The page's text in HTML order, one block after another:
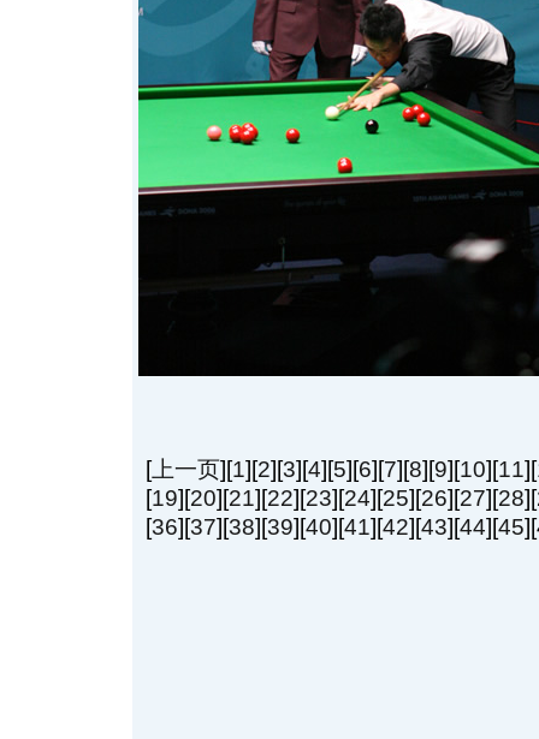
[上一页][1][2][3][4][5][6][7][8][9][10][11][
[19][20][21][22][23][24][25][26][27][28][
[36][37][38][39][40][41][42][43][44][45